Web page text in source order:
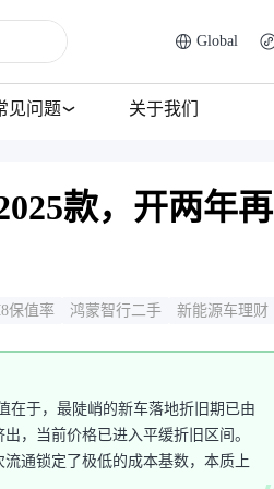
Global
见问题 关于我们
款，开两年再
保值率 鸿蒙智行二手
新能源车理财
在于，最陡峭的新车落地折旧期已由
，当前价格已进入平缓折旧区间。
通锁定了极低的成本基数，本质上